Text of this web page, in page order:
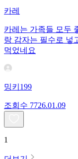
카레
카레는 가족들 모두
랑 감자는 필수로 넣
먹었네요
밍키199
조회수 7726.01.09
1